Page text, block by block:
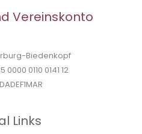
Vereinskonto
Biedenkopf
0000 0110 0141 12
Links